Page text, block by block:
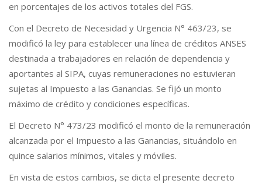
en porcentajes de los activos totales del FGS.
Con el Decreto de Necesidad y Urgencia N° 463/23, se
modificó la ley para establecer una línea de créditos ANSES
destinada a trabajadores en relación de dependencia y
aportantes al SIPA, cuyas remuneraciones no estuvieran
sujetas al Impuesto a las Ganancias. Se fijó un monto
máximo de crédito y condiciones específicas.
El Decreto N° 473/23 modificó el monto de la remuneración
alcanzada por el Impuesto a las Ganancias, situándolo en
quince salarios mínimos, vitales y móviles.
En vista de estos cambios, se dicta el presente decreto